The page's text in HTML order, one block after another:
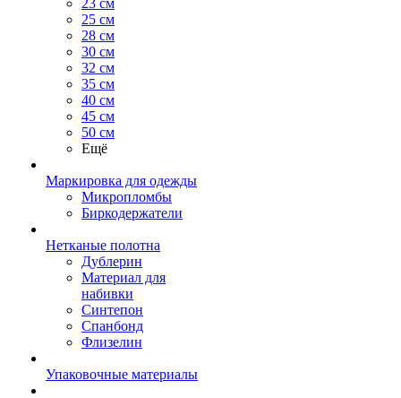
23 см
25 см
28 см
30 см
32 см
35 см
40 см
45 см
50 см
Ещё
Маркировка для одежды
Микропломбы
Биркодержатели
Нетканые полотна
Дублерин
Материал для
набивки
Синтепон
Спанбонд
Флизелин
Упаковочные материалы